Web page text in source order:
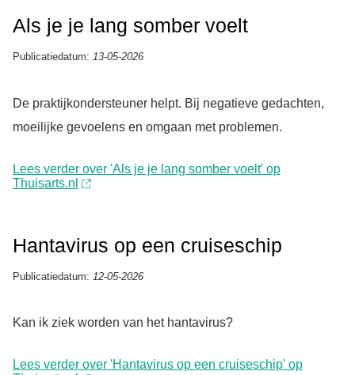
Als je je lang somber voelt
Publicatiedatum: 13-05-2026
De praktijkondersteuner helpt. Bij negatieve gedachten,
moeilijke gevoelens en omgaan met problemen.
Lees verder over 'Als je je lang somber voelt' op
Thuisarts.nl
Hantavirus op een cruiseschip
Publicatiedatum: 12-05-2026
Kan ik ziek worden van het hantavirus?
Lees verder over 'Hantavirus op een cruiseschip' op